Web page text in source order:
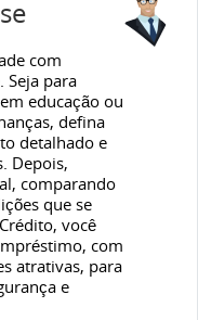
com
Seja para
educação ou
defina
detalhado e
Depois,
comparando
que se
você
com
atrativas, para
e